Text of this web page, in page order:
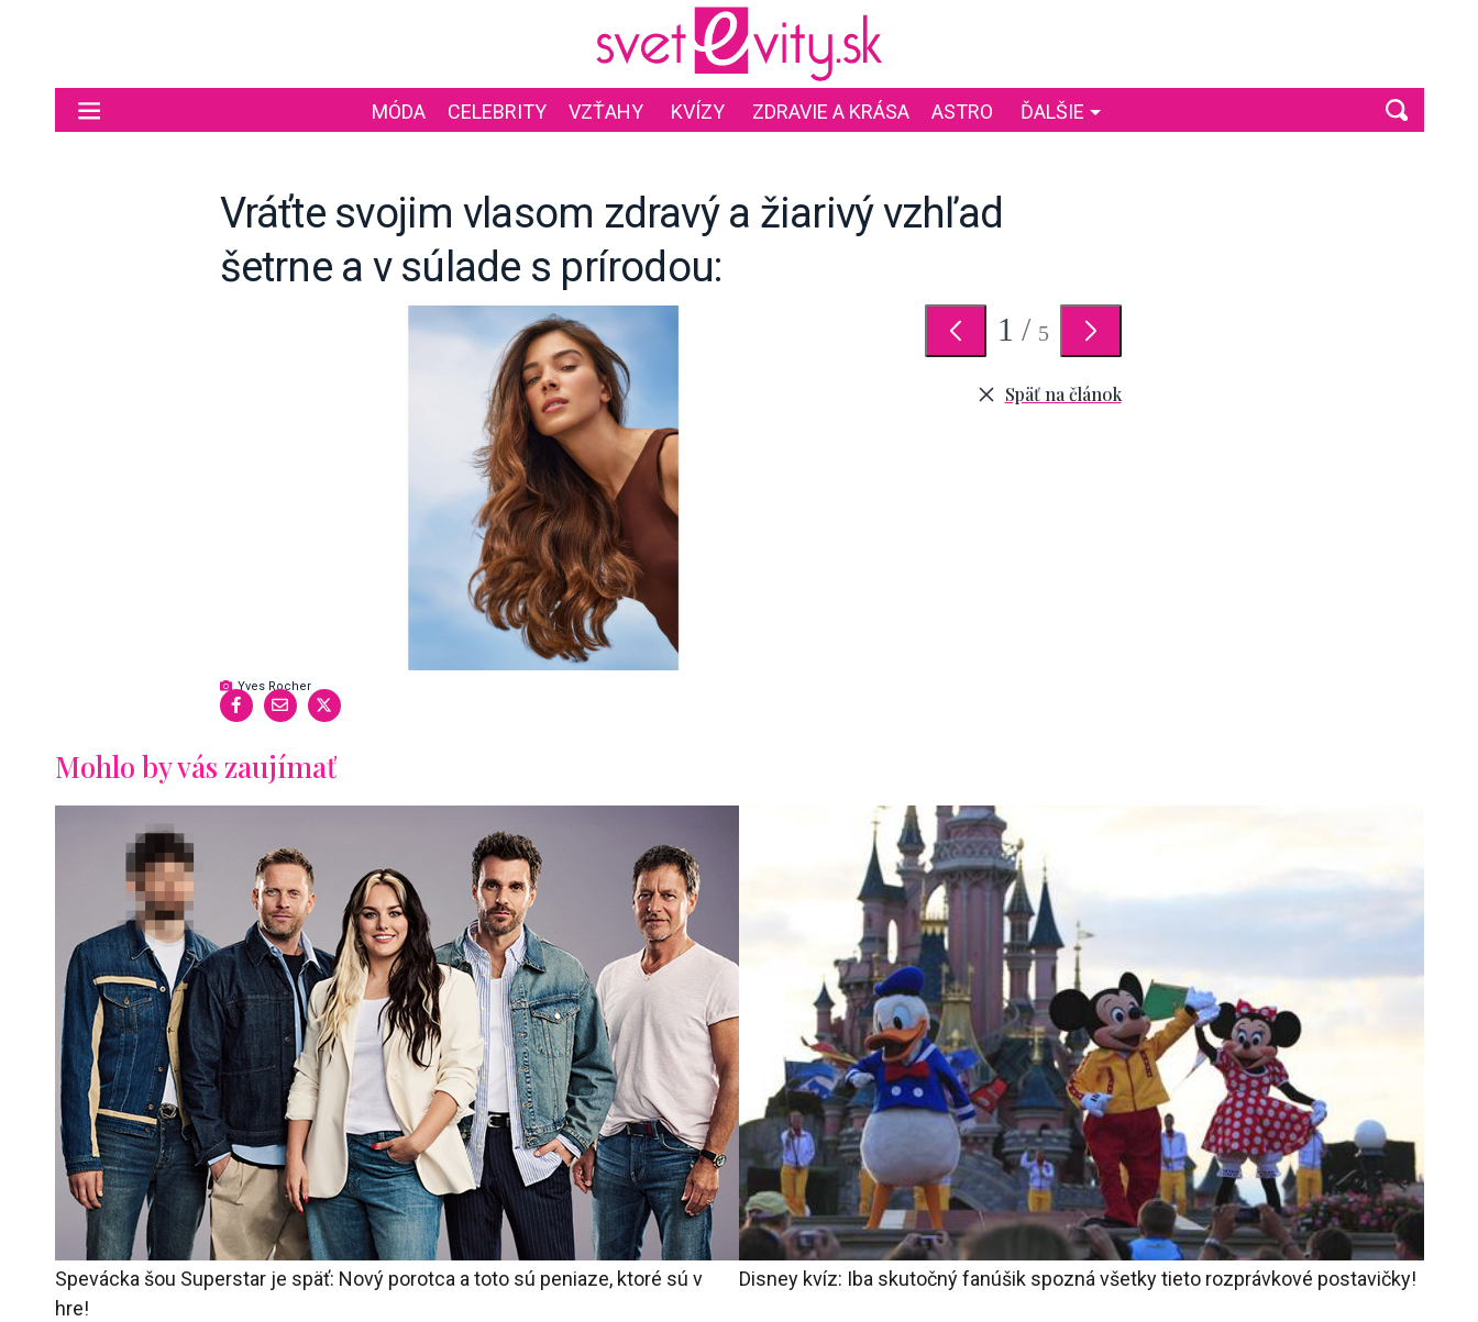
MÓDA CELEBRITY VZŤAHY KVÍZY ZDRAVIE A KRÁSA ASTRO ĎALŠIE
Vráťte svojim vlasom zdravý a žiarivý vzhľad
šetrne a v súlade s prírodou:
1 / 5
Späť na článok
Yves Rocher
Mohlo by vás zaujímať
Spevácka šou Superstar je späť: Nový porotca a toto sú peniaze, ktoré sú v
hre!
Disney kvíz: Iba skutočný fanúšik spozná všetky tieto rozprávkové postavičky!